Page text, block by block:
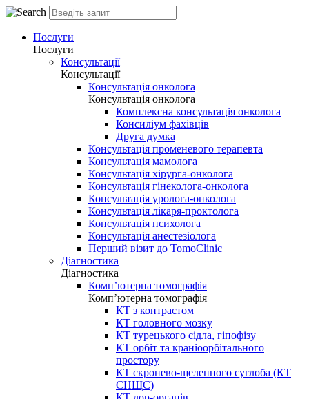
Послуги
Послуги
Консультації
Консультації
Консультація онколога
Консультація онколога
Комплексна консультація онколога
Консиліум фахівців
Друга думка
Консультація променевого терапевта
Консультація мамолога
Консультація хірурга-онколога
Консультація гінеколога-онколога
Консультація уролога-онколога
Консультація лікаря-проктолога
Консультація психолога
Консультація анестезіолога
Перший візит до TomoClinic
Діагностика
Діагностика
Комп’ютерна томографія
Комп’ютерна томографія
КТ з контрастом
КТ головного мозку
КТ турецького сідла, гіпофізу
КТ орбіт та краніоорбітального
простору
КТ скронево-щелепного суглоба (КТ
СНЩС)